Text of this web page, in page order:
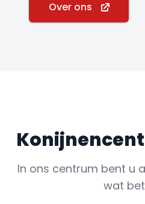
Over ons
In ons centrum bent u
wat